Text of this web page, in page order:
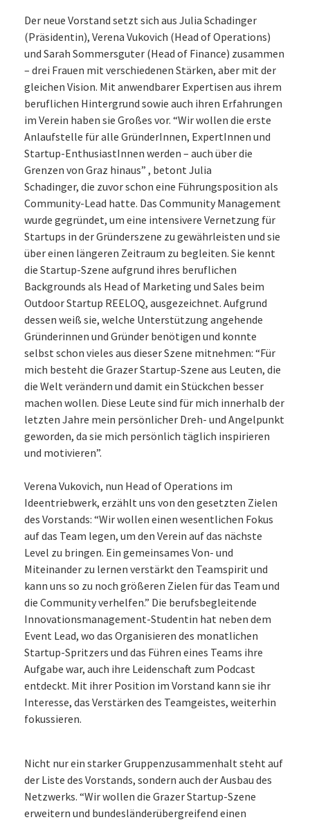
Der neue Vorstand setzt sich aus Julia Schadinger
(Präsidentin), Verena Vukovich (Head of Operations)
und Sarah Sommersguter (Head of Finance) zusammen
– drei Frauen mit verschiedenen Stärken, aber mit der
gleichen Vision. Mit anwendbarer Expertisen aus ihrem
beruflichen Hintergrund sowie auch ihren Erfahrungen
im Verein haben sie Großes vor. “Wir wollen die erste
Anlaufstelle für alle GründerInnen, ExpertInnen und
Startup-EnthusiastInnen werden – auch über die
Grenzen von Graz hinaus” , betont Julia
Schadinger, die zuvor schon eine Führungsposition als
Community-Lead hatte. Das Community Management
wurde gegründet, um eine intensivere Vernetzung für
Startups in der Gründerszene zu gewährleisten und sie
über einen längeren Zeitraum zu begleiten. Sie kennt
die Startup-Szene aufgrund ihres beruflichen
Backgrounds als Head of Marketing und Sales beim
Outdoor Startup REELOQ, ausgezeichnet. Aufgrund
dessen weiß sie, welche Unterstützung angehende
Gründerinnen und Gründer benötigen und konnte
selbst schon vieles aus dieser Szene mitnehmen: “Für
mich besteht die Grazer Startup-Szene aus Leuten, die
die Welt verändern und damit ein Stückchen besser
machen wollen. Diese Leute sind für mich innerhalb der
letzten Jahre mein persönlicher Dreh- und Angelpunkt
geworden, da sie mich persönlich täglich inspirieren
und motivieren”.
Verena Vukovich, nun Head of Operations im
Ideentriebwerk, erzählt uns von den gesetzten Zielen
des Vorstands: “Wir wollen einen wesentlichen Fokus
auf das Team legen, um den Verein auf das nächste
Level zu bringen. Ein gemeinsames Von- und
Miteinander zu lernen verstärkt den Teamspirit und
kann uns so zu noch größeren Zielen für das Team und
die Community verhelfen.” Die berufsbegleitende
Innovationsmanagement-Studentin hat neben dem
Event Lead, wo das Organisieren des monatlichen
Startup-Spritzers und das Führen eines Teams ihre
Aufgabe war, auch ihre Leidenschaft zum Podcast
entdeckt. Mit ihrer Position im Vorstand kann sie ihr
Interesse, das Verstärken des Teamgeistes, weiterhin
fokussieren.
Nicht nur ein starker Gruppenzusammenhalt steht auf
der Liste des Vorstands, sondern auch der Ausbau des
Netzwerks. “Wir wollen die Grazer Startup-Szene
erweitern und bundesländerübergreifend einen